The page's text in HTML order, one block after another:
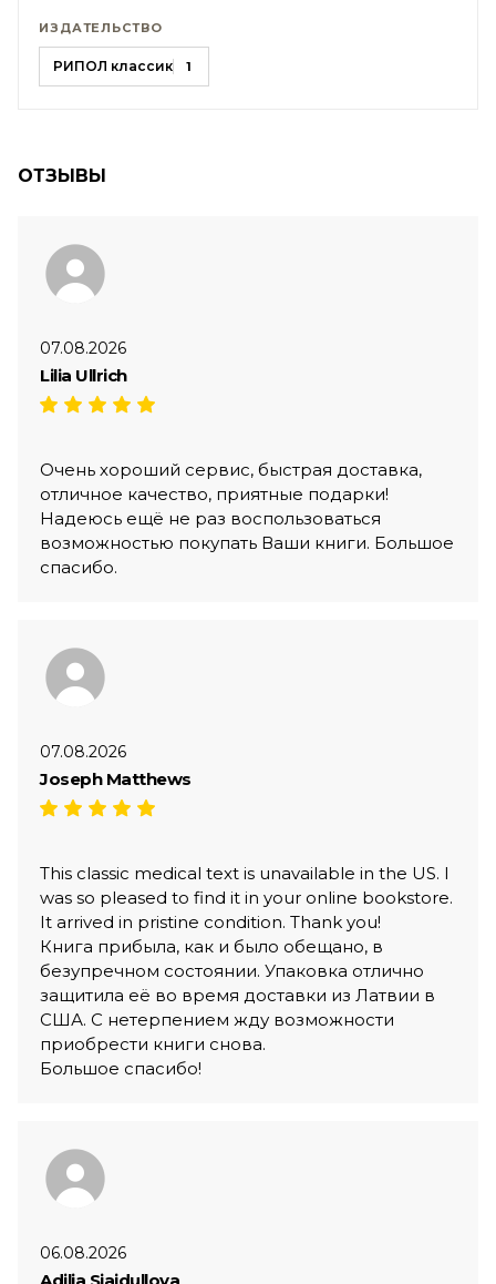
ИЗДАТЕЛЬСТВО
РИПОЛ классик 1
ОТЗЫВЫ
07.08.2026
Lilia Ullrich
Очень хороший сервис, быстрая доставка,
отличное качество, приятные подарки!
Надеюсь ещё не раз воспользоваться
возможностью покупать Ваши книги. Большое
спасибо.
07.08.2026
Joseph Matthews
This classic medical text is unavailable in the US. I
was so pleased to find it in your online bookstore.
It arrived in pristine condition. Thank you!
Книга прибыла, как и было обещано, в
безупречном состоянии. Упаковка отлично
защитила её во время доставки из Латвии в
США. С нетерпением жду возможности
приобрести книги снова.
Большое спасибо!
06.08.2026